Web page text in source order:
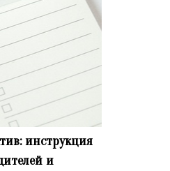
инструкция
и